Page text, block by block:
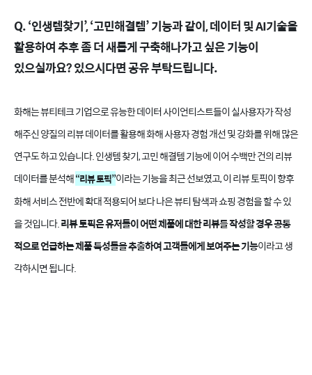
Q. ‘인생템찾기’, ‘고민해결템’ 기능과 같이, 데이터 및 AI기술을
활용하여 추후 좀 더 새롭게 구축해나가고 싶은 기능이
있으실까요? 있으시다면 공유 부탁드립니다.
화해는 뷰티테크 기업으로 유능한 데이터 사이언티스트들이 실사용자가 작성
해주신 양질의 리뷰 데이터를 활용해 화해 사용자 경험 개선 및 강화를 위해 많은
연구도 하고 있습니다. 인생템 찾기, 고민 해결템 기능에 이어 수백만 건의 리뷰
데이터를 분석해“리뷰 토픽”이라는 기능을 최근 선보였고, 이 리뷰 토픽이 향후
화해 서비스 전반에 확대 적용되어 보다 나은 뷰티 탐색과 쇼핑 경험을 할 수 있
을 것입니다.리뷰 토픽은 유저들이 어떤 제품에 대한 리뷰를 작성할 경우 공통
적으로 언급하는 제품 특성들을 추출하여 고객들에게 보여주는 기능이라고 생
각하시면 됩니다.